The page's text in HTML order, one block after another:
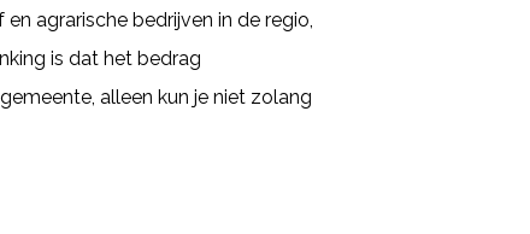
agrarische bedrijven in de regio,
is dat het bedrag
alleen kun je niet zolang